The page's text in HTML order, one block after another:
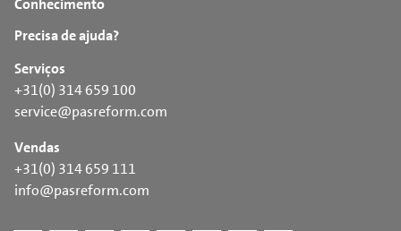
Conhecimento
Precisa de ajuda?
Serviços
+31(0) 314 659 100
service@pasreform.com
Vendas
+31(0) 314 659 111
info@pasreform.com